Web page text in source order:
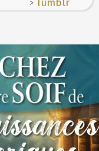
ou le peuple
Tumblr